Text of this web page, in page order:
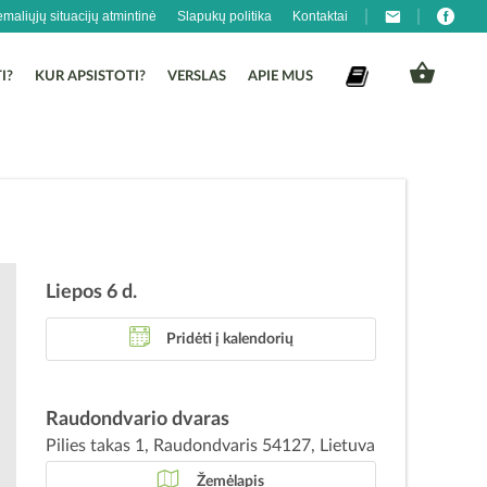
situacijų atmintinė Slapukų politika Kontaktai
KUR APSISTOTI? VERSLAS APIE MUS
Liepos 6 d.
Pridėti į kalendorių
Raudondvario dvaras
Pilies takas 1, Raudondvaris 54127, Lietuva
Žemėlapis